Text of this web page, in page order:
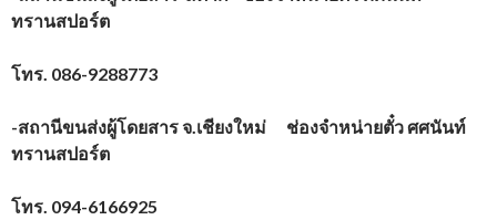
ทรานสปอร์ต
โทร. 086-9288773
-สถานีขนส่งผู้โดยสาร จ.เชียงใหม่ ช่องจำหน่ายตั๋ว ศศนันท์
ทรานสปอร์ต
โทร. 094-6166925